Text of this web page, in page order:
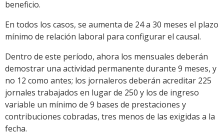
beneficio.
En todos los casos, se aumenta de 24 a 30 meses el plazo
mínimo de relación laboral para configurar el causal.
Dentro de este período, ahora los mensuales deberán
demostrar una actividad permanente durante 9 meses, y
no 12 como antes; los jornaleros deberán acreditar 225
jornales trabajados en lugar de 250 y los de ingreso
variable un mínimo de 9 bases de prestaciones y
contribuciones cobradas, tres menos de las exigidas a la
fecha.